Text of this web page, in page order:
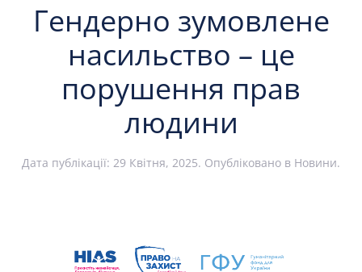
Гендерно зумовлене
насильство – це
порушення прав
людини
Дата публікації: 29 Квітня, 2025. Опубліковано в Новини.